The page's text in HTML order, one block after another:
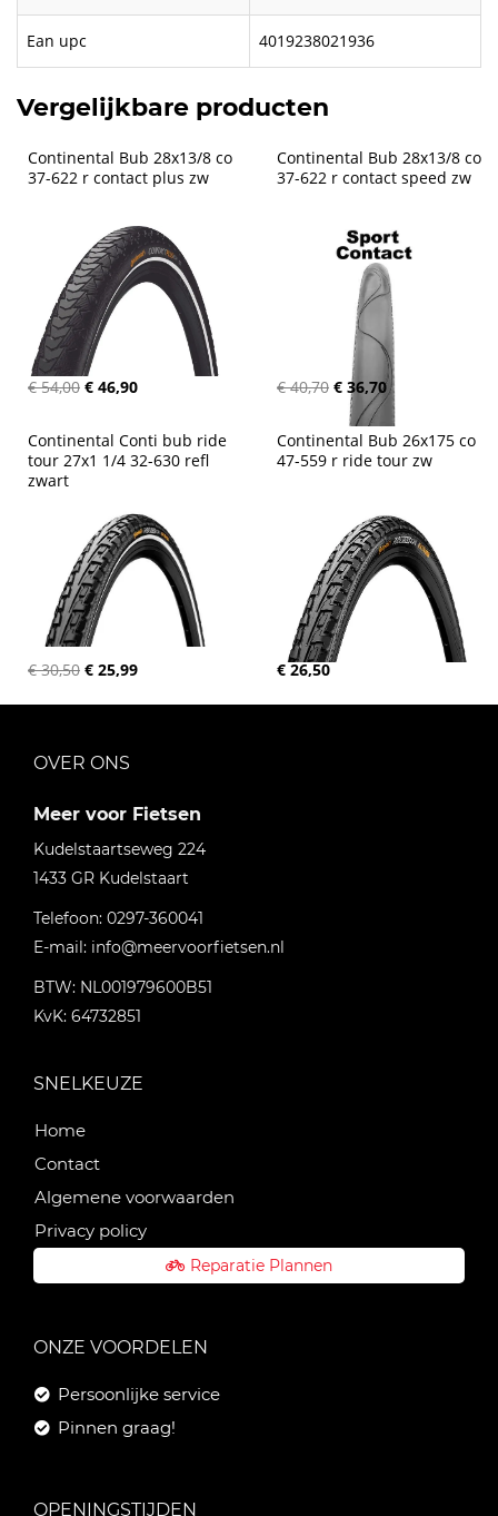
Ean upc 4019238021936
Vergelijkbare producten
Continental Bub 28x13/8 co
37-622 r contact plus zw
€ 54,00 € 46,90
Continental Bub 28x13/8 co
37-622 r contact speed zw
€ 40,70 € 36,70
Continental Conti bub ride
tour 27x1 1/4 32-630 refl
zwart
€ 30,50 € 25,99
Continental Bub 26x175 co
47-559 r ride tour zw
€ 26,50
OVER ONS
Meer voor Fietsen
Kudelstaartseweg 224
1433 GR Kudelstaart
Telefoon: 0297-360041
E-mail: info@meervoorfietsen.nl
BTW: NL001979600B51
KvK: 64732851
SNELKEUZE
Home
Contact
Algemene voorwaarden
Privacy policy
Reparatie Plannen
ONZE VOORDELEN
Persoonlijke service
Pinnen graag!
OPENINGSTIJDEN